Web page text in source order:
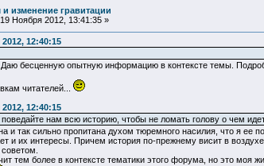
изменение гравитации
19 Ноября 2012, 13:41:35 »
12:40:15
бесценную опытную информацию в контексте темы.
читателей...
12:40:15
поведайте нам всю историю, чтобы не ломать голову о чем
и так сильно пропитана духом тюремного насилия, что я
и их интересы. Причем история по-прежнему висит в
тем более в контексте тематики этого форума, но это